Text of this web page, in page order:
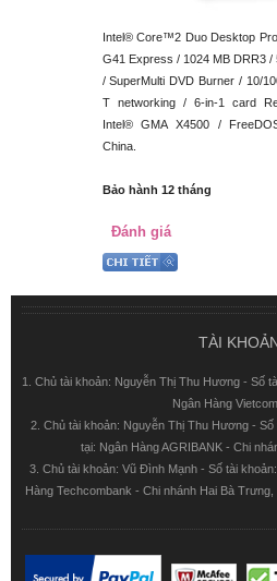
Intel® Core™2 Duo Desktop
G41 Express / 1024 MB DRR3 /
/ SuperMulti DVD Burner / 10/
T networking / 6-in-1 card
Intel® GMA X4500 /
China.
Bảo hành 12 tháng
Đánh giá
TÀI
1. Chủ tài khoản: Nguyễn Thị Thu Hương - Số
Ngân Hàng
2. Chủ tài khoản: Nguyễn Thị Thu Hương -
tại: Ngân Hàng AGRIBANK - Chi
3. Chủ tài khoản: Vũ Đình Mạnh - Số tài
Hàng Techcombank - Chi nhánh Hai Bà